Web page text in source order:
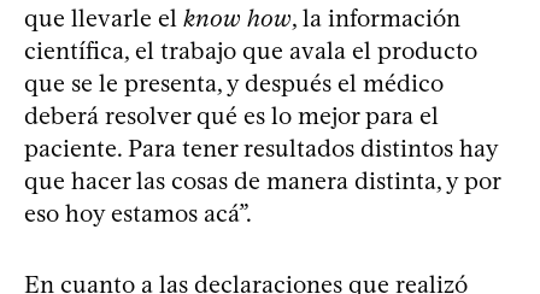
que llevarle el know how, la información
científica, el trabajo que avala el producto
que se le presenta, y después el médico
deberá resolver qué es lo mejor para el
paciente. Para tener resultados distintos hay
que hacer las cosas de manera distinta, y por
eso hoy estamos acá”.
En cuanto a las declaraciones que realizó